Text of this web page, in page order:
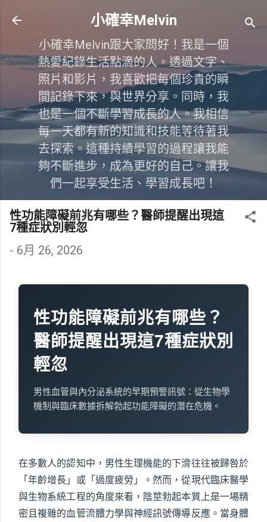
跳到主要內容
小確幸Melvin
小確幸Melvin跟大家問好！我是一個
熱愛紀錄生活點滴的人。透過文字、
照片和影片，我喜歡把每個珍貴的瞬
間記錄下來，與世界分享。同時，我
也是一個不斷學習成長的人。我相信
每一天都有新的知識和技能等待著我
去探索。這種持續學習的過程讓我能
夠不斷進步，成為更好的自己。讓我
們一起享受生活、學習成長吧！
性功能障礙前兆有哪些？醫師提醒出現這
7種症狀別輕忽
- 6月 26, 2026
性功能障礙前兆有哪些？
醫師提醒出現這7種症狀別
輕忽
男性血管與內分泌系統的早期預警訊號：從生物學
機制與臨床數據拆解勃起功能障礙的潛在危機。
在多數人的認知中，男性生理機能的下滑往往被歸咎於
「年齡增長」或「過度疲勞」。然而，從現代臨床醫學
與生物系統工程的角度來看，陰莖勃起本質上是一場精
密且複雜的血管流體力學與神經訊號傳導反應。當身體